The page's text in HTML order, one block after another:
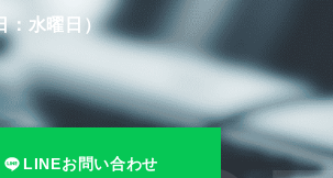
水曜日）
LINEお問い合わせ